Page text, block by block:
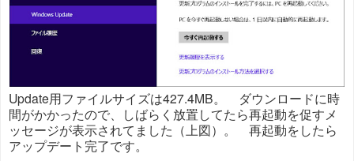
Update用ファイルサイズは427.4MB。 ダウンロードに時
間がかかったので、しばらく放置してたら再起動を促すメ
ッセージが表示されてました（上図）。 再起動をしたら
アップデート完了です。